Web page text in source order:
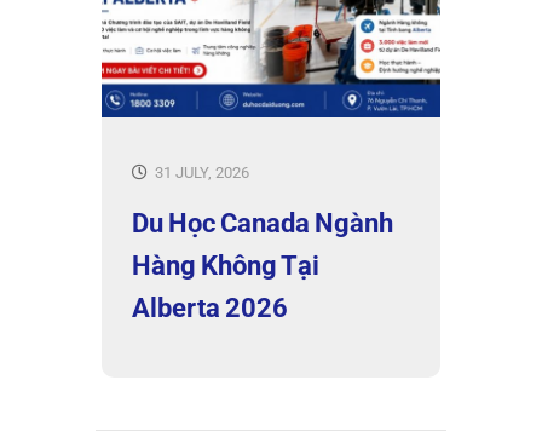
31 JULY, 2026
Du Học Canada Ngành
Hàng Không Tại
Alberta 2026